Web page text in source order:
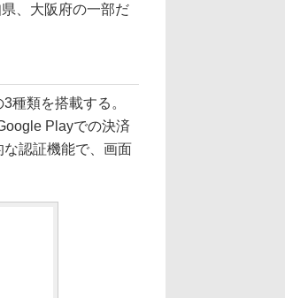
、大阪府の一部だ
種類を搭載する。
Playでの決済
認証機能で、画面